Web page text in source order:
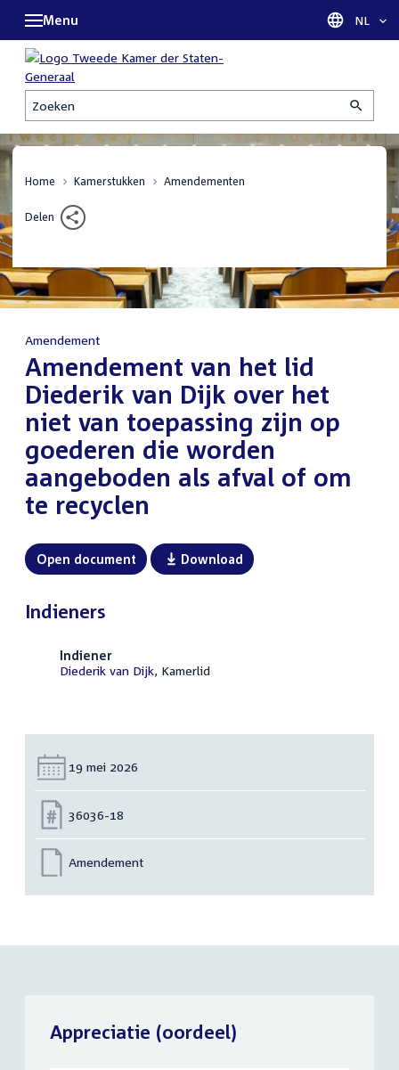
Zoeken
Menu Taal
NL
Home Kamerstukken Amendementen
Delen
Amendement
Amendement van het lid
Diederik van Dijk over het
niet van toepassing zijn op
goederen die worden
aangeboden als afval of om
te recyclen
Open document Download
Indieners
Indiener
Diederik van Dijk, Kamerlid
Datum:
19 mei 2026
Nummer:
36036-18
Amendement
Appreciatie (oordeel)